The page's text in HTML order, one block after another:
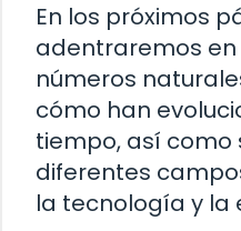
En los próximos
adentraremos
números
cómo han
tiempo, así como
diferentes
la tecnología y la